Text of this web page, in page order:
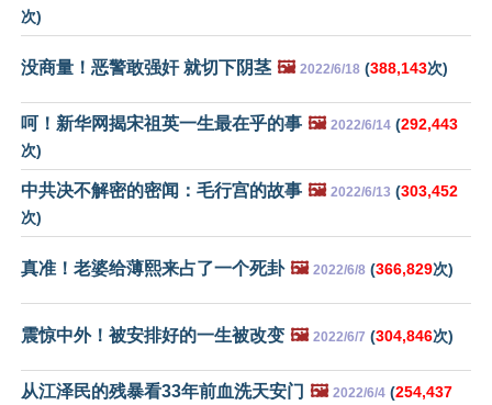
次)
没商量！恶警敢强奸 就切下阴茎 🖼️ 2022/6/18 (388,143次)
呵！新华网揭宋祖英一生最在乎的事 🖼️ 2022/6/14 (292,443
次)
中共决不解密的密闻：毛行宫的故事 🖼️ 2022/6/13 (303,452
次)
真准！老婆给薄熙来占了一个死卦 🖼️ 2022/6/8 (366,829次)
震惊中外！被安排好的一生被改变 🖼️ 2022/6/7 (304,846次)
从江泽民的残暴看33年前血洗天安门 🖼️ 2022/6/4 (254,437